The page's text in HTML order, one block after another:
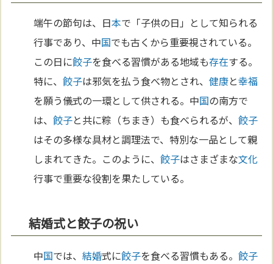
端午の節句は、日本で「子供の日」として知られる
行事であり、中国でも古くから重要視されている。
この日に餃子を食べる習慣がある地域も存在する。
特に、餃子は邪気を払う食べ物とされ、健康と幸福
を願う儀式の一環として供される。中国の南方で
は、餃子と共に粽（ちまき）も食べられるが、餃子
はその多様な具材と調理法で、特別な一品として親
しまれてきた。このように、餃子はさまざまな文化
行事で重要な役割を果たしている。
結婚式と餃子の祝い
中国では、結婚式に餃子を食べる習慣もある。餃子